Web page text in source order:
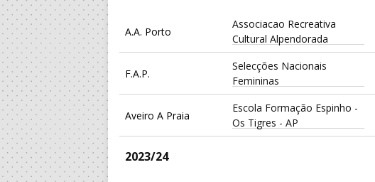
A.A. Porto
Associacao Recreativa
Cultural Alpendorada
F.A.P.
Selecções Nacionais
Femininas
Aveiro A Praia
Escola Formação Espinho -
Os Tigres - AP
2023/24